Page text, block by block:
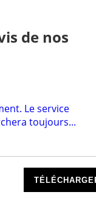
de nos
Le service
toujours...
chez
soit par...